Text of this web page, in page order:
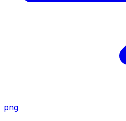
png